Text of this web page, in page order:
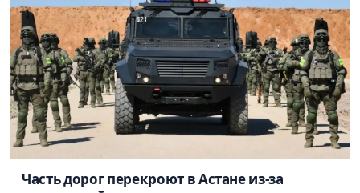
Часть дорог перекроют в Астане из-за